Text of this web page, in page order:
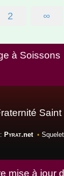
2 ∞
à Soissons
Pyrat.net •
mise à jour